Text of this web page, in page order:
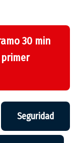
30 min
Seguridad